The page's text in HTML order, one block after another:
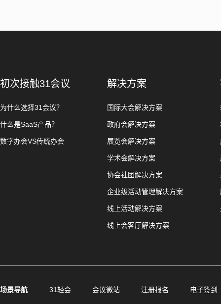
初次接触31会议
为什么选择31会议？
什么是SaaS产品？
数字办会VS传统办会
解决方案
国际大会解决方案
政府会解决方案
展览会解决方案
学术会解决方案
协会社团解决方案
企业级活动管理解决方案
线上活动解决方案
线上会客厅解决方案
场景导航 31轻会 会议微站 注册报名 电子签到